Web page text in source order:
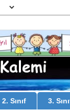
2. Sınıf 3.